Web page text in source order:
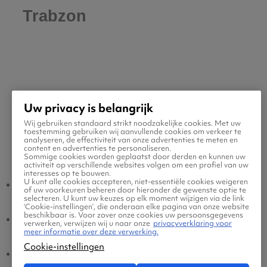
Trabzon
Populaire vluchten
Trabzon - Amsterdam Amsterdam - Trabzon
Trabzon - Eindhoven Eindhoven - Trabzon
Trabzon - Brussel
Uw privacy is belangrijk
Wij gebruiken standaard strikt noodzakelijke cookies. Met uw
toestemming gebruiken wij aanvullende cookies om verkeer te
analyseren, de effectiviteit van onze advertenties te meten en
content en advertenties te personaliseren.
Sommige cookies worden geplaatst door derden en kunnen uw
activiteit op verschillende websites volgen om een profiel van uw
interesses op te bouwen.
U kunt alle cookies accepteren, niet-essentiële cookies weigeren
of uw voorkeuren beheren door hieronder de gewenste optie te
selecteren. U kunt uw keuzes op elk moment wijzigen via de link
‘Cookie-instellingen’, die onderaan elke pagina van onze website
beschikbaar is. Voor zover onze cookies uw persoonsgegevens
verwerken, verwijzen wij u naar onze privacyverklaring voor
meer informatie over deze verwerking.
Cookie-instellingen